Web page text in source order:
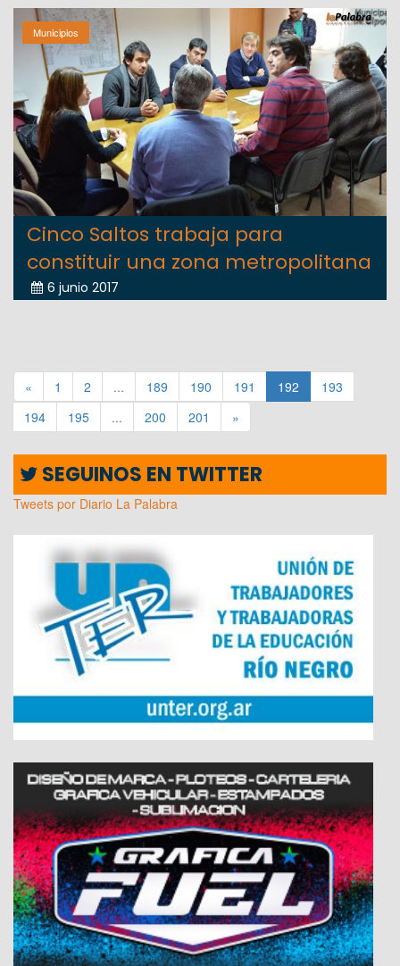
Municipios
Cinco Saltos trabaja para
constituir una zona metropolitana
6 junio 2017
« 1 2 ... 189 190 191 192
193
194
195 ... 200 201 »
SEGUINOS EN TWITTER
Tweets por Diario La Palabra